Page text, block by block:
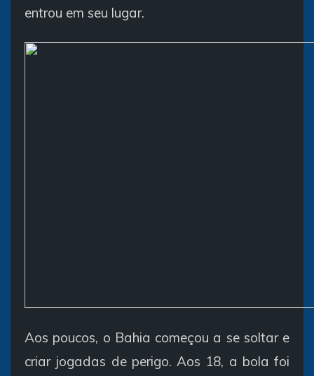
entrou em seu lugar.
Aos poucos, o Bahia começou a se soltar e
criar jogadas de perigo. Aos 18, a bola foi